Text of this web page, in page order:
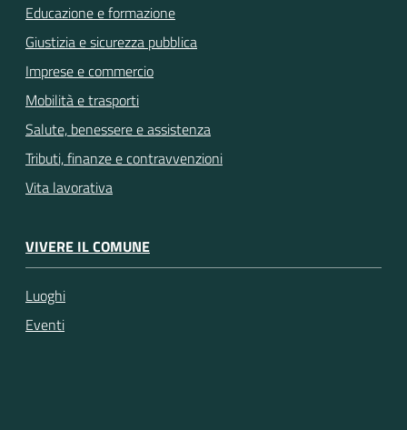
Educazione e formazione
Giustizia e sicurezza pubblica
Imprese e commercio
Mobilità e trasporti
Salute, benessere e assistenza
Tributi, finanze e contravvenzioni
Vita lavorativa
VIVERE IL COMUNE
Luoghi
Eventi